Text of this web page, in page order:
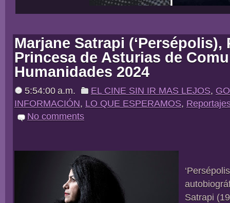
Marjane Satrapi (‘Persépolis),
Princesa de Asturias de
Humanidades 2024
5:54:00 a.m. EL CINE SIN IR MAS LEJOS,
INFORMACIÓN, LO QUE ESPERAMOS,
No comments
Satrapi